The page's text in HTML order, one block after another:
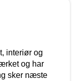
interiør og
og har
sker næste